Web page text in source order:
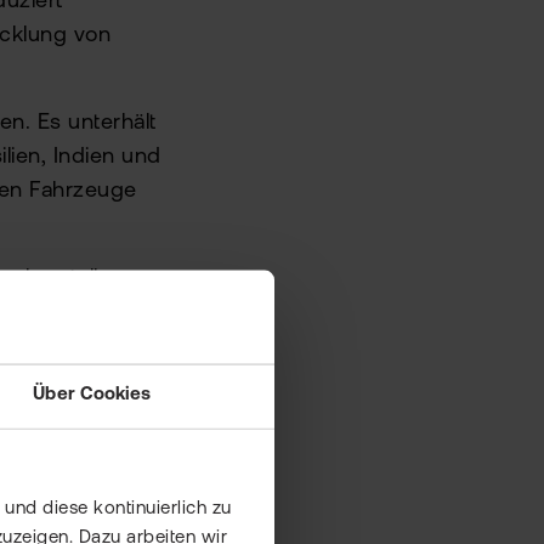
Über Cookies
diese kontinuierlich zu
Dazu arbeiten wir
von
Es unterhält
Indien und
Fahrzeuge
und
und eine